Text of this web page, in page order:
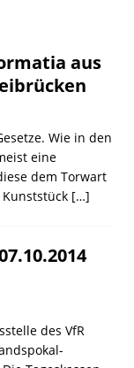
aus
Wie in den
eine
dem Torwart
[…]
des VfR